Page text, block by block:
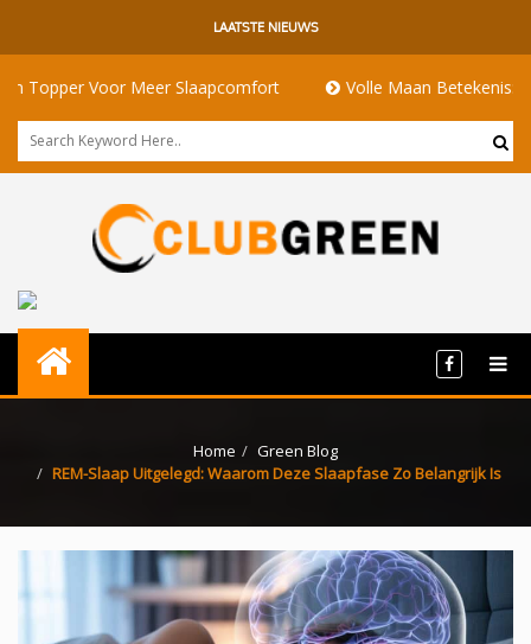
LAATSTE NIEUWS
Meer Slaapcomfort Volle Maan Betekenis: Energie,
Home
Green Blog
REM-Slaap Uitgelegd: Waarom Deze Slaapfase Zo Belangrijk Is